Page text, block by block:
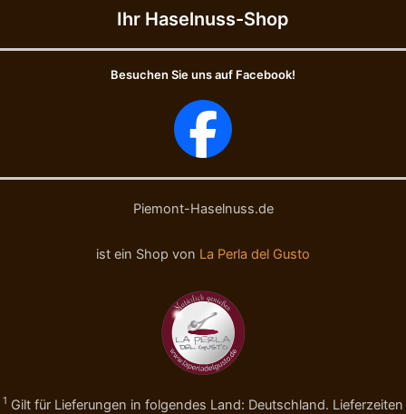
Ihr Haselnuss-Shop
Besuchen Sie uns auf Facebook!
Piemont-Haselnuss.de
ist ein Shop von La Perla del Gusto
1 Gilt für Lieferungen in folgendes Land: Deutschland. Lieferzeiten